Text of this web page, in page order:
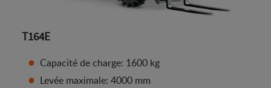
T164E
Capacité de charge: 1600 kg
Levée maximale: 4000 mm